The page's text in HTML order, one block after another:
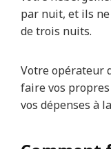
par nuit, et ils
de trois nuits.
Votre opérateur
faire vos
vos dépenses à